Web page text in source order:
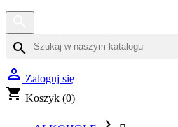
search
 Zaloguj się
shopping_cart Koszyk (0)